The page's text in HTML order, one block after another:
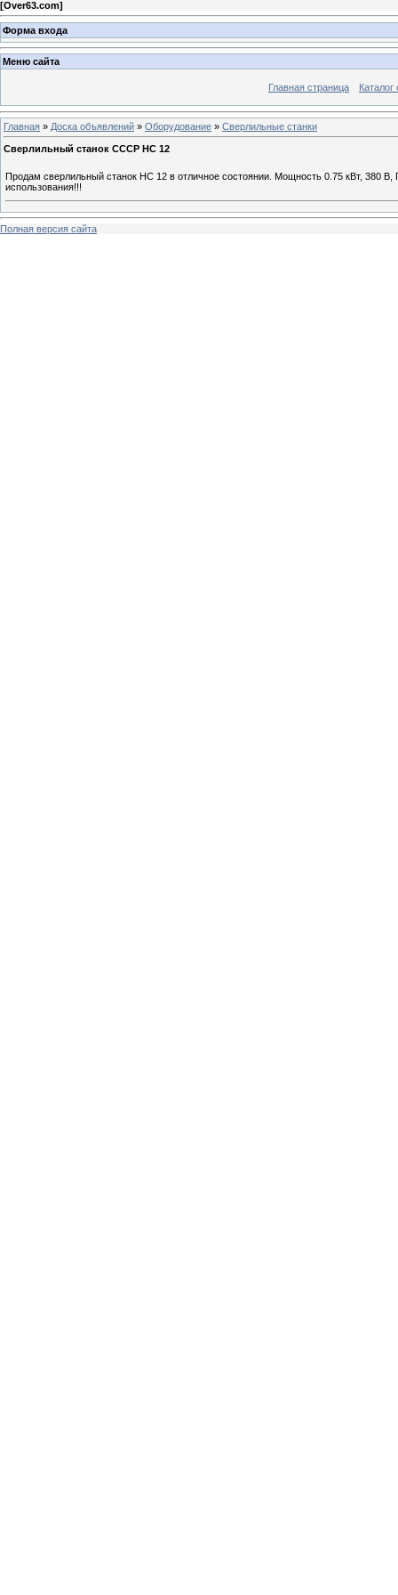
[Over63.com]
Форма входа
Меню сайта
Главная страница Каталог
Главная » Доска объявлений » Оборудование » Сверлильные станки
Сверлильный станок СССР НС 12
Продам сверлильный станок НС 12 в отличное состоянии. Мощность 0.75 кВт, 380
использования!!!
Полная версия сайта